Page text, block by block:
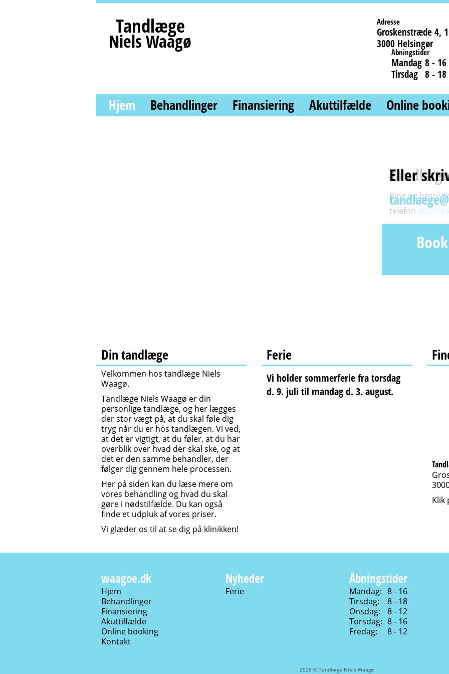
Tandlæge
Niels Waagø
Adresse
Groskenstræde 4,
3000 Helsingør
Åbningstider
Mandag 8 - 16
Tirsdag 8 - 18
Hjem Behandlinger Finansiering Akuttilfælde Online
Ring og bestil
telefon
Eller
Du kan
booke
Din tandlæge
Velkommen hos tandlæge Niels
Waagø.
Tandlæge Niels Waagø er din
personlige tandlæge, og her lægges
der stor vægt på, at du skal føle dig
tryg når du er hos tandlægen. Vi ved,
at det er vigtigt, at du føler, at du har
overblik over hvad der skal ske, og at
det er den samme behandler, der
følger dig gennem hele processen.
Her på siden kan du læse mere om
vores behandling og hvad du skal
gøre i nødstilfælde. Du kan også
finde et udpluk af vores priser.
Vi glæder os til at se dig på klinikken!
Ferie
Vi holder sommerferie fra torsdag
d. 9. juli til mandag d. 3. august.
Klik
waagoe.dk
Hjem
Behandlinger
Finansiering
Akuttilfælde
Online booking
Kontakt
Nyheder
Ferie
Åbningstider
Mandag: 8 - 16
Tirsdag:
8 - 18
Onsdag:
8 - 12
Torsdag: 8 - 16
Fredag:
8 - 12
2026 © Tandlæge Niels Waagø